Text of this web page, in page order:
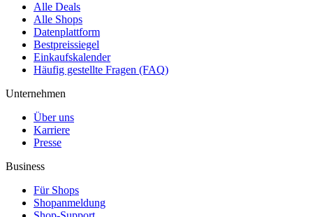
Alle Deals
Alle Shops
Datenplattform
Bestpreissiegel
Einkaufskalender
Häufig gestellte Fragen (FAQ)
Unternehmen
Über uns
Karriere
Presse
Business
Für Shops
Shopanmeldung